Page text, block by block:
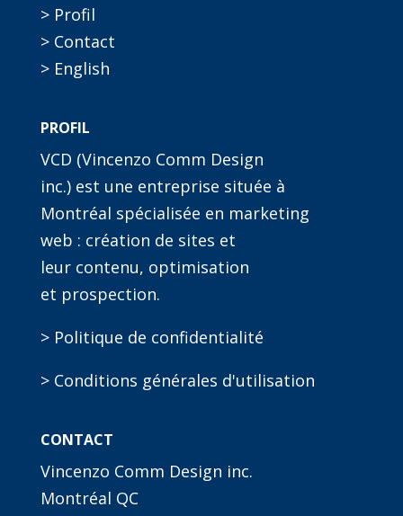
> Profil
> Contact
> English
PROFIL
VCD (Vincenzo Comm Design
inc.) est une entreprise située à
Montréal spécialisée en marketing
web : création de sites et
leur contenu, optimisation
et prospection.
> Politique de confidentialité
> Conditions générales d'utilisation
CONTACT
Vincenzo Comm Design inc.
Montréal QC